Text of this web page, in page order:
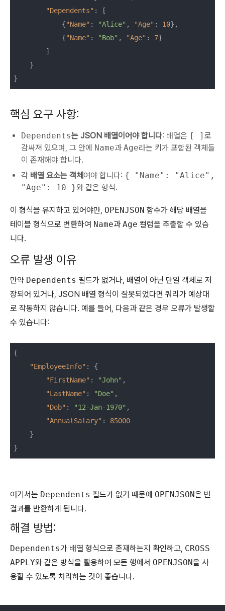
"Dependents" : [
            {
"Name" : "Alice" , "Age" : 10},
            {
"Name" : "Bob" , "Age" : 7}
        ]
    }
}
핵심 요구 사항:
Dependents는 JSON 배열이어야 합니다: 배열은 [ ] 로
감싸져 있으며, 그 안에 Name과 Age라는 키가 포함된 객체들
이 존재해야 합니다.
각 배열 요소는 객체 여야 합니다: { "Name": "Alice",
"Age": 10 }와 같은 형식.
이 형식을 유지하고 있어야만, OPENJSON 함수가 해당 배열을
테이블 형식으로 변환하여 Name과 Age 컬럼을 추출할 수 있습
니다.
오류 발생 이유
만약 Dependents 필드가 없거나, 배열이 아닌 단일 객체로 저
장되어 있거나, JSON 배열 형식이 잘못되었다면 쿼리가 예상대
로 작동하지 않습니다. 예를 들어, 다음과 같은 경우 오류가 발생할
수 있습니다:
{
"EmployeeInfo" : {
"FirstName" : "John" ,
"LastName" : "Doe" ,
"Dob" : "12-Jan-1970" ,
"AnnualSalary" : 85000
    }
}
여기서는 Dependents 필드가 없기 때문에 OPENJSON은 빈
결과를 반환하게 됩니다.
해결 방법:
Dependents가 배열 형식으로 존재하는지 확인하고, CROSS
APPLY와 같은 방식을 활용하여 모든 행에서 OPENJSON을 사
용할 수 있도록 처리하는 것이 좋습니다.